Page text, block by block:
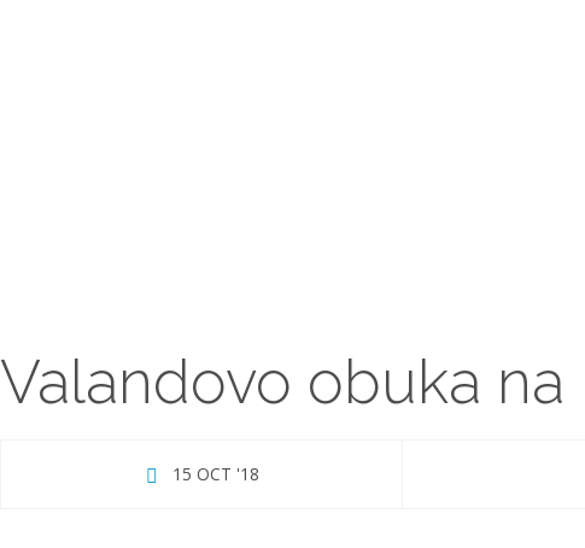
Valandovo obuka na
15 OCT '18